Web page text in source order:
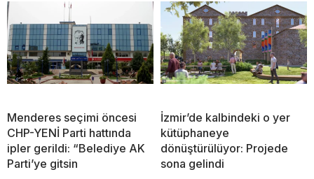
Menderes seçimi öncesi
CHP-YENİ Parti hattında
ipler gerildi: “Belediye AK
Parti’ye gitsin
İzmir’de kalbindeki o yer
kütüphaneye
dönüştürülüyor: Projede
sona gelindi